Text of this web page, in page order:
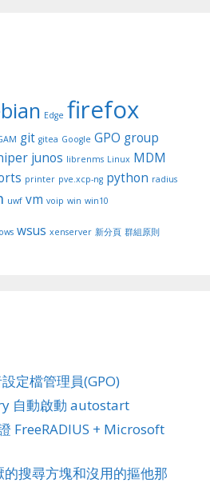
Edge firefox
git gitea Google GPO group
junos librenms Linux MDM
printer pve.xcp-ng python radius
uwf vm voip win win10
wsus xenserver 新分頁 群組原則
定檔管理員(GPO)
自動啟動 autostart
FreeRADIUS + Microsoft
的搜尋方塊和沒用的摳他那